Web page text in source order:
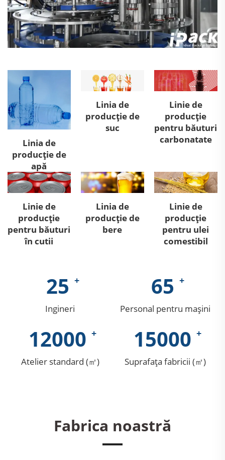
Linia de
producție de
apă
Linia de
producție de
suc
Linie de
producție
pentru băuturi
carbonatate
Linie de
producție
pentru băuturi
în cutii
Linia de
producție de
bere
Linie de
producție
pentru ulei
comestibil
25
Ingineri
65
Personal pentru mașini
12000
Atelier standard (㎡)
15000
Suprafața fabricii (㎡)
Fabrica noastră